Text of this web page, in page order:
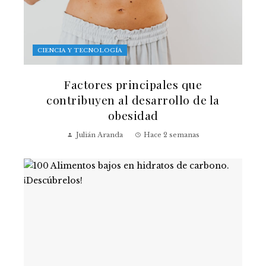
CIENCIA Y TECNOLOGÍA
Factores principales que
contribuyen al desarrollo de la
obesidad
Julián Aranda Hace 2 semanas